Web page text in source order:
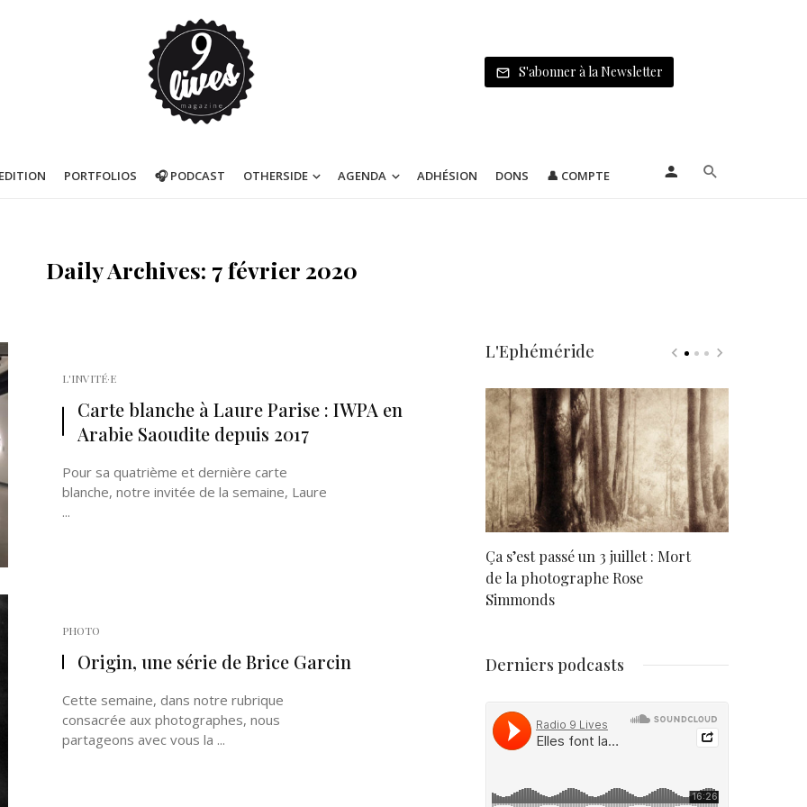
S'abonner à la Newsletter
PORTFOLIOS 🎧 PODCAST OTHERSIDE AGENDA ADHÉSION DONS 👤 COMPTE
Daily Archives: 7 février 2020
L'INVITÉ·E
Carte blanche à Laure Parise : IWPA en
Arabie Saoudite depuis 2017
Pour sa quatrième et dernière carte
blanche, notre invitée de la semaine, Laure
...
PHOTO
Origin, une série de Brice Garcin
Cette semaine, dans notre rubrique
consacrée aux photographes, nous
partageons avec vous la ...
L'Ephéméride
Ça s’est passé un 3 juillet : Mort
de la photographe Rose
Simmonds
Derniers podcasts